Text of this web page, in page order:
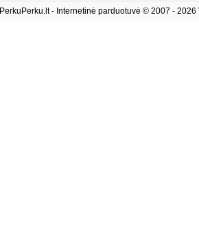
PerkuPerku.lt - Internetinė parduotuvė © 2007 -